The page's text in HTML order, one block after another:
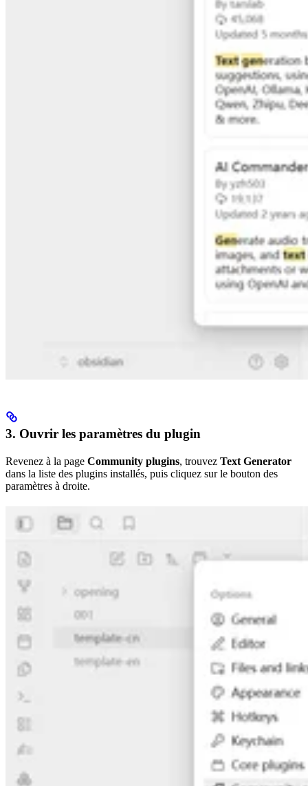
3. Ouvrir les paramètres du plugin
Revenez à la page Community plugins, trouvez Text Generator
dans la liste des plugins installés, puis cliquez sur le bouton des
paramètres à droite.